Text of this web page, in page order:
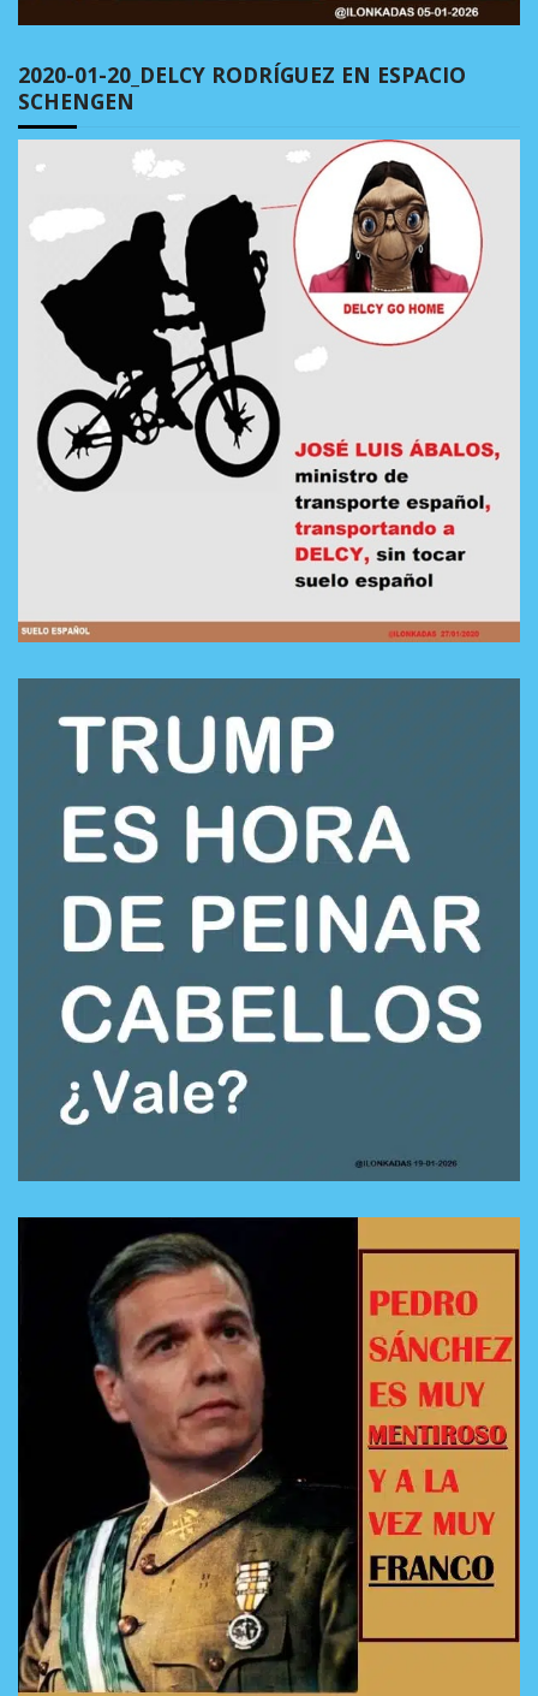
2020-01-20_DELCY RODRÍGUEZ EN ESPACIO
SCHENGEN